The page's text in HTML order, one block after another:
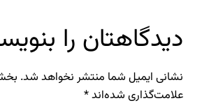
دیدگاهتان را
نشانی ایمیل شما منتشر نخواهد شد.
علامت‌گذاری شده‌اند*